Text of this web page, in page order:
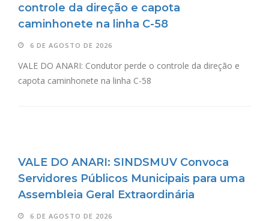
controle da direção e capota
caminhonete na linha C-58
6 DE AGOSTO DE 2026
VALE DO ANARI: Condutor perde o controle da direção e
capota caminhonete na linha C-58
VALE DO ANARI: SINDSMUV Convoca
Servidores Públicos Municipais para uma
Assembleia Geral Extraordinária
6 DE AGOSTO DE 2026